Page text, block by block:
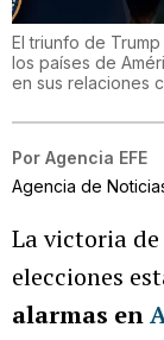
El triunfo de
los países de
en sus relaciones
Por Agencia EFE
Agencia de
La victoria de
elecciones
alarmas en